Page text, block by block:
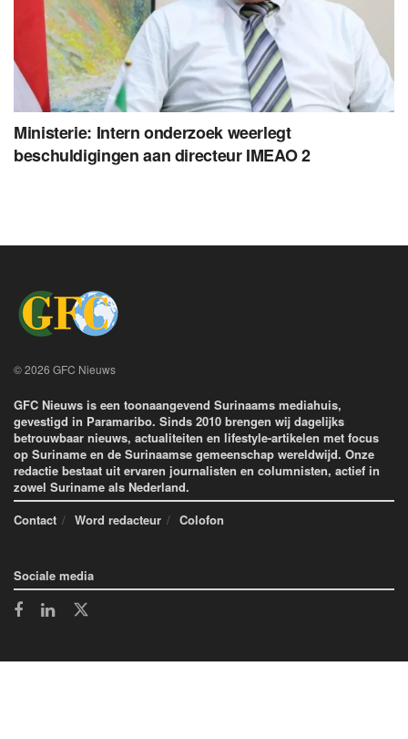
Ministerie: Intern onderzoek weerlegt
beschuldigingen aan directeur IMEAO 2
© 2026 GFC Nieuws
GFC Nieuws is een toonaangevend Surinaams mediahuis,
gevestigd in Paramaribo. Sinds 2010 brengen wij dagelijks
betrouwbaar nieuws, actualiteiten en lifestyle-artikelen met focus
op Suriname en de Surinaamse gemeenschap wereldwijd. Onze
redactie bestaat uit ervaren journalisten en columnisten, actief in
zowel Suriname als Nederland.
Contact
Word redacteur Colofon
Sociale media